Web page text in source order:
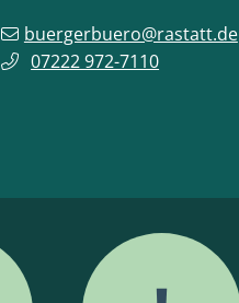
buergerbuero@rastatt.de
07222 972-7110